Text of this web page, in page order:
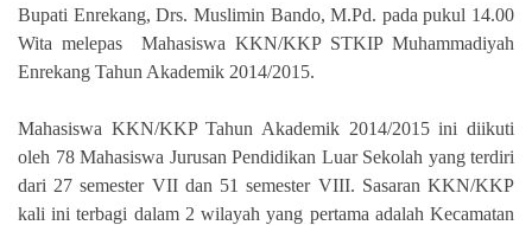
Bupati Enrekang, Drs. Muslimin Bando, M.Pd. pada pukul 14.00
Wita melepas
Mahasiswa KKN/KKP STKIP Muhammadiyah
Enrekang Tahun Akademik 2014/2015.
Mahasiswa KKN/KKP Tahun Akademik 2014/2015 ini diikuti
oleh 78 Mahasiswa Jurusan Pendidikan Luar Sekolah yang terdiri
dari 27 semester VII dan 51 semester VIII. Sasaran KKN/KKP
kali ini terbagi dalam 2 wilayah yang pertama adalah Kecamatan